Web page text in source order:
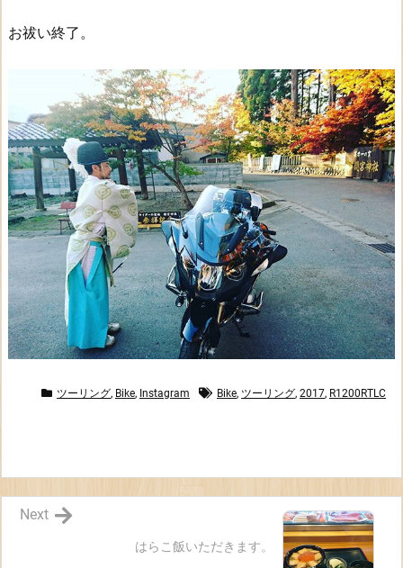
お祓い終了。
ツーリング, Bike, Instagram Bike, ツーリング, 2017, R1200RTLC
はらこ飯いただきます。
Next